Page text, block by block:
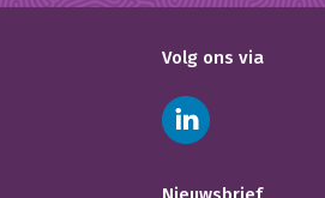
Volg ons via